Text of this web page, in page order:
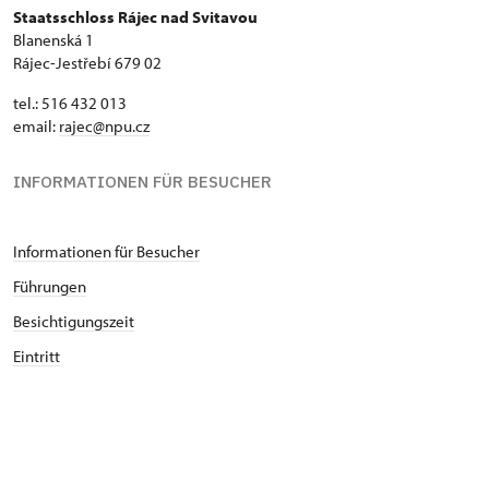
Staatsschloss Rájec nad Svitavou
Blanenská 1
Rájec-Jestřebí 679 02
tel.: 516 432 013
email: rajec@npu.cz
INFORMATIONEN FÜR BESUCHER
Informationen für Besucher
Führungen
Besichtigungszeit
Eintritt